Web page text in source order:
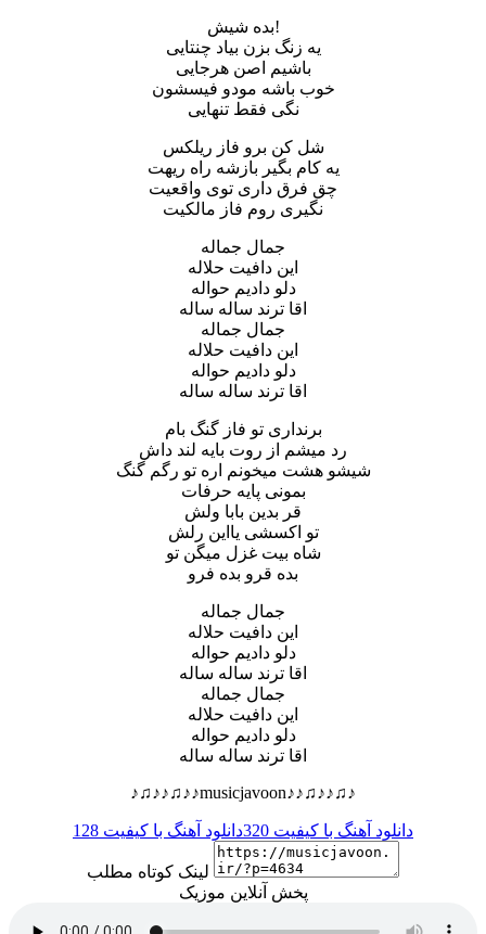
بده شیش!
یه زنگ بزن بیاد چنتایی
باشیم اصن هرجایی
خوب باشه مودو فیسشون
نگی فقط تنهایی
شل کن برو فاز ریلکس
یه کام بگیر بازشه راه ریهت
چق فرق داری توی واقعیت
نگیری روم فاز مالکیت
جمال جماله
این دافیت حلاله
دلو دادیم حواله
اقا ترند ساله ساله
جمال جماله
این دافیت حلاله
دلو دادیم حواله
اقا ترند ساله ساله
برنداری تو فاز گنگ بام
رد میشم از روت بایه لند داش
شیشو هشت میخونم اره تو رگم گنگ
بمونی پایه حرفات
قر بدین بابا ولش
تو اکسشی یااین رلش
شاه بیت غزل میگن تو
بده قرو بده فرو
جمال جماله
این دافیت حلاله
دلو دادیم حواله
اقا ترند ساله ساله
جمال جماله
این دافیت حلاله
دلو دادیم حواله
اقا ترند ساله ساله
♪♫♪♪♫♪♪musicjavoon♪♪♫♪♪♫♪
دانلود آهنگ با کیفیت 320 دانلود آهنگ با کیفیت 128
لینک کوتاه مطلب
پخش آنلاین موزیک